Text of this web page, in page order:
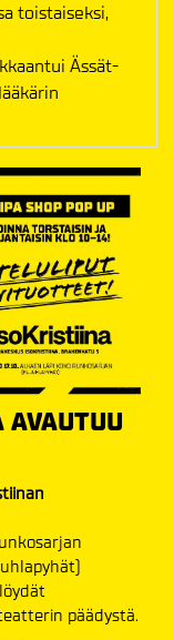
toistaiseksi,
Ässät-
AVAUTUU
päädystä.